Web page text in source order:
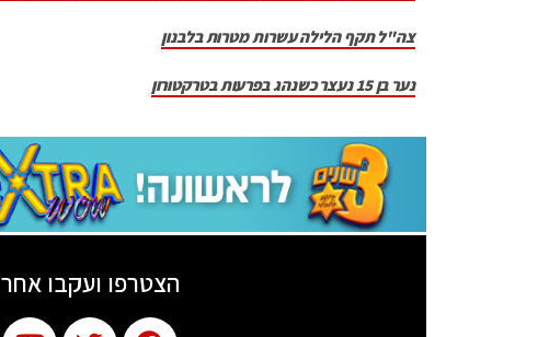
צה"ל תקף הלילה עשרות מטרות בלבנון
נער בן 15 נעצר כשנהג בפרעות בטרקטורון
הצטרפו ועקבו אחר